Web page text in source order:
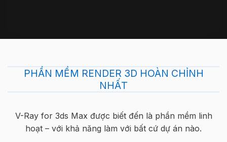
PHẦN MỀM RENDER 3D HOÀN CHỈNH
NHẤT
V-Ray for 3ds Max được biết đến là phần mềm linh
hoạt – với khả năng làm với bất cứ dự án nào.